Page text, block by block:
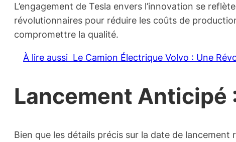
L’engagement de Tesla envers l’innovation se
révolutionnaires pour réduire les coûts de
compromettre la qualité.
À lire aussi Le Camion Électrique Volvo : Une
Lancement Anticipé
Bien que les détails précis sur la date de